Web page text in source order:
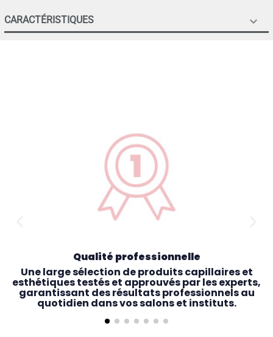
CARACTÉRISTIQUES 
Qualité professionnelle
Une large sélection de produits capillaires et
esthétiques testés et approuvés par les experts,
garantissant des résultats professionnels au
quotidien dans vos salons et instituts.